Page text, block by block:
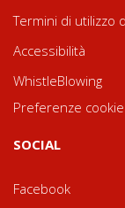
Termini di utilizzo
Accessibilità
WhistleBlowing
Preferenze cookie
SOCIAL
Facebook